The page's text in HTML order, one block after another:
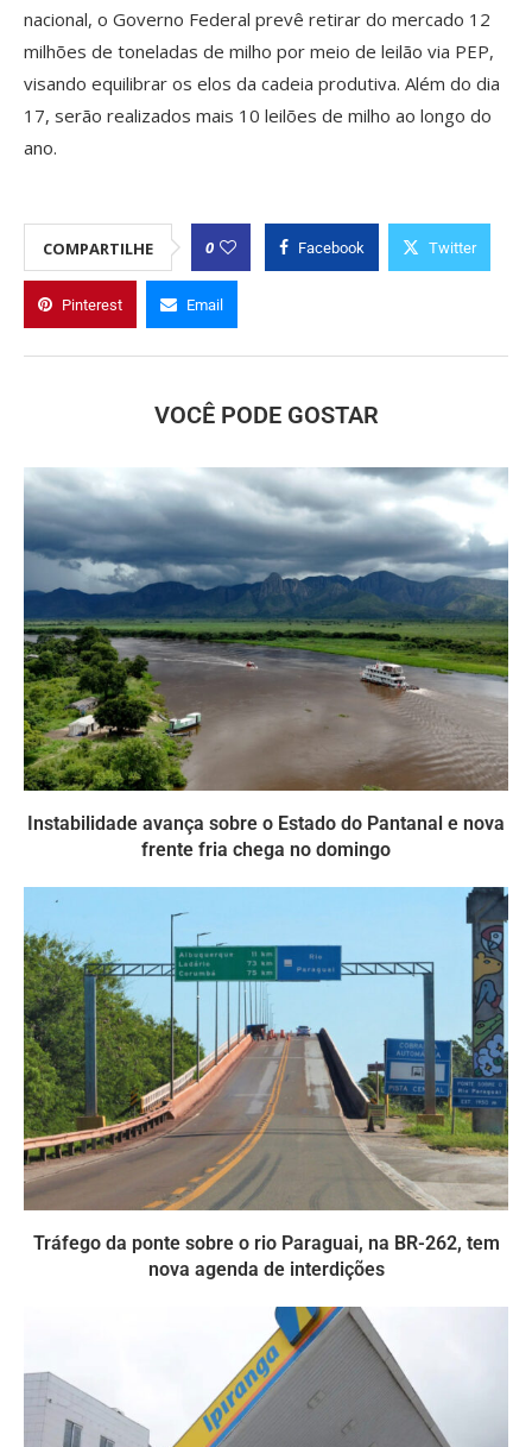
nacional, o Governo Federal prevê retirar do mercado 12
milhões de toneladas de milho por meio de leilão via PEP,
visando equilibrar os elos da cadeia produtiva. Além do dia
17, serão realizados mais 10 leilões de milho ao longo do
ano.
COMPARTILHE 0 Facebook Twitter
Pinterest Email
VOCÊ PODE GOSTAR
Instabilidade avança sobre o Estado do Pantanal e nova
frente fria chega no domingo
Tráfego da ponte sobre o rio Paraguai, na BR-262, tem
nova agenda de interdições